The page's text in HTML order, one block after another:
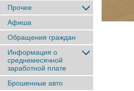
Прочее
Афиша
Обращения граждан
Информация о
среднемесячной
заработной плате
Брошенные авто